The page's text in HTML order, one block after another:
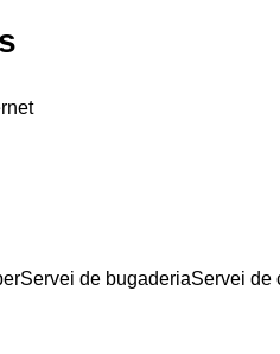
Servei de bugaderiaServei de